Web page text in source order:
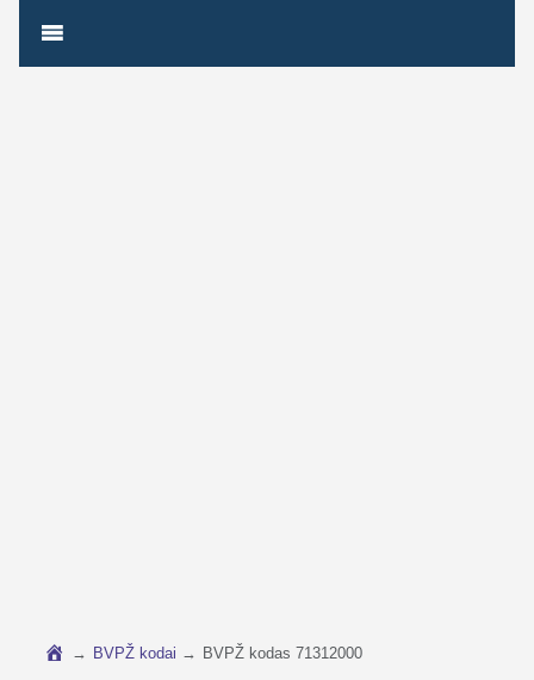
→ BVPŽ kodai → BVPŽ kodas 71312000